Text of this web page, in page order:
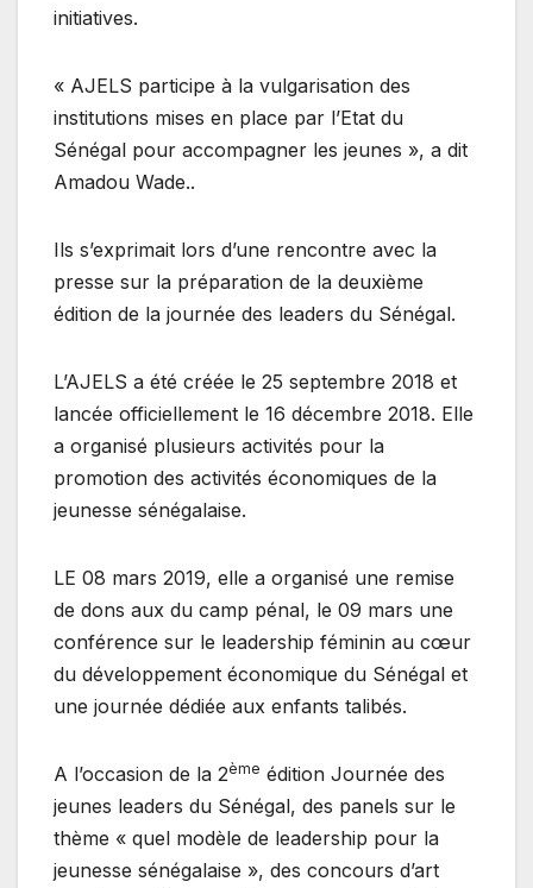
initiatives.
« AJELS participe à la vulgarisation des
institutions mises en place par l’Etat du
Sénégal pour accompagner les jeunes », a dit
Amadou Wade..
Ils s’exprimait lors d’une rencontre avec la
presse sur la préparation de la deuxième
édition de la journée des leaders du Sénégal.
L’AJELS a été créée le 25 septembre 2018 et
lancée officiellement le 16 décembre 2018. Elle
a organisé plusieurs activités pour la
promotion des activités économiques de la
jeunesse sénégalaise.
LE 08 mars 2019, elle a organisé une remise
de dons aux du camp pénal, le 09 mars une
conférence sur le leadership féminin au cœur
du développement économique du Sénégal et
une journée dédiée aux enfants talibés.
A l’occasion de la 2ème édition Journée des
jeunes leaders du Sénégal, des panels sur le
thème « quel modèle de leadership pour la
jeunesse sénégalaise », des concours d’art